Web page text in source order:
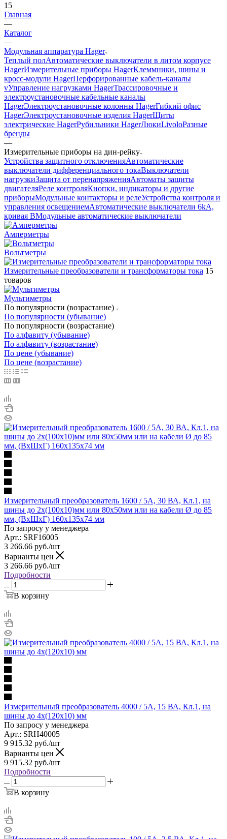
15
Главная
—
Каталог
—
Модульная аппаратура Hager
Теплый полАвтоматические выключатели в литом корпусе
HagerИзмерительные приборы HagerКлеммники, шины и
кросс-модули HagerПерфорированные кабель-каналы
vУправление нагрузками HagerТрассировочные и
электроустановочные кабельные каналы
HagerЭлектроустановочные колонны HagerГибкий офис
HagerЭлектроустановочные изделия HagerЩиты
электрические HagerРубильники HagerЛюкиLivoloРазные
бренды
—
Измерительные приборы на дин-рейку
Устройства защитного отключенияАвтоматические
выключатели дифференциального токаВыключатели
нагрузкиЗащита от перенапряженияАвтоматы защиты
двигателяРеле контроляКнопки, индикаторы и другие
приборыМодульные контакторы и релеУстройства контроля и
управления освещениемАвтоматические выключатели 6kA,
кривая ВМодульные автоматические выключатели
Амперметры
Вольтметры
Измерительные преобразователи и трансформаторы тока 15
товаров
Мультиметры
По популярности (возрастание)
По популярности (убывание)
По популярности (возрастание)
По алфавиту (убывание)
По алфавиту (возрастание)
По цене (убывание)
По цене (возрастание)
Измерительный преобразователь 1600 / 5A, 30 ВА, Кл.1, на
шины до 2х(100х10)мм или 80х50мм или на кабели Ø до 85
мм, (ВхШхГ) 160х135х74 мм
По запросу у менеджера
Арт.: SRF16005
3 266.66 руб./шт
Варианты цен
3 266.66 руб./шт
Подробности
В корзину
Измерительный преобразователь 4000 / 5A, 15 ВА, Кл.1, на
шины до 4х(120х10) мм
По запросу у менеджера
Арт.: SRH40005
9 915.32 руб./шт
Варианты цен
9 915.32 руб./шт
Подробности
В корзину